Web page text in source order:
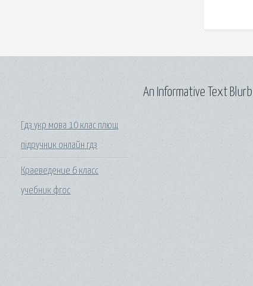
Гдз укр мова 10 клас плющ
підручник онлайн гдз
Краеведение 6 класс
учебник фгос
An Informative Text Blurb